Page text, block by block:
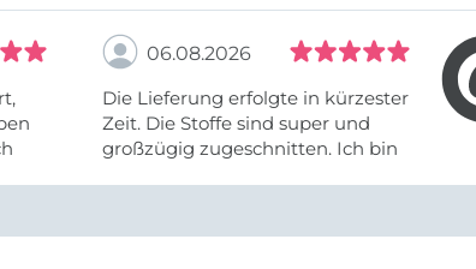
06.08.2026
Die Lieferung erfolgte in kürzester
Zeit. Die Stoffe sind super und
großzügig zugeschnitten. Ich bin